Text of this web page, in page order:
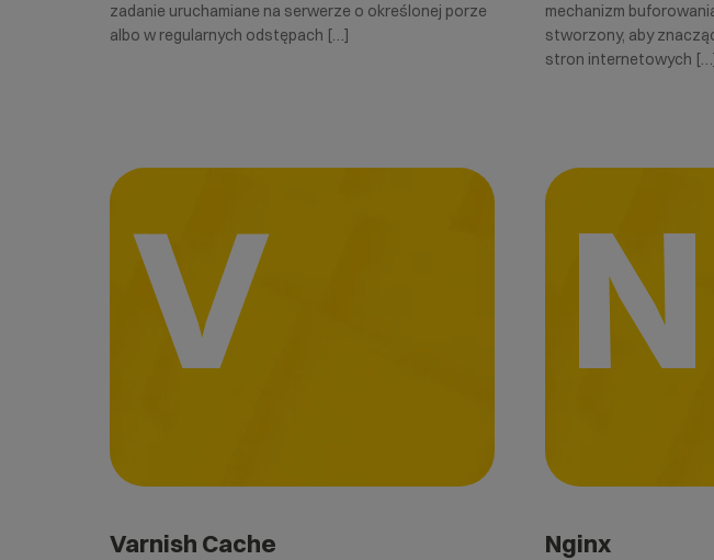
zadanie uruchamiane na serwerze o określonej porze
albo w regularnych odstępach […]
mechanizm
stworzony, aby
stron internetowych […]
V
Varnish Cache
N
Nginx